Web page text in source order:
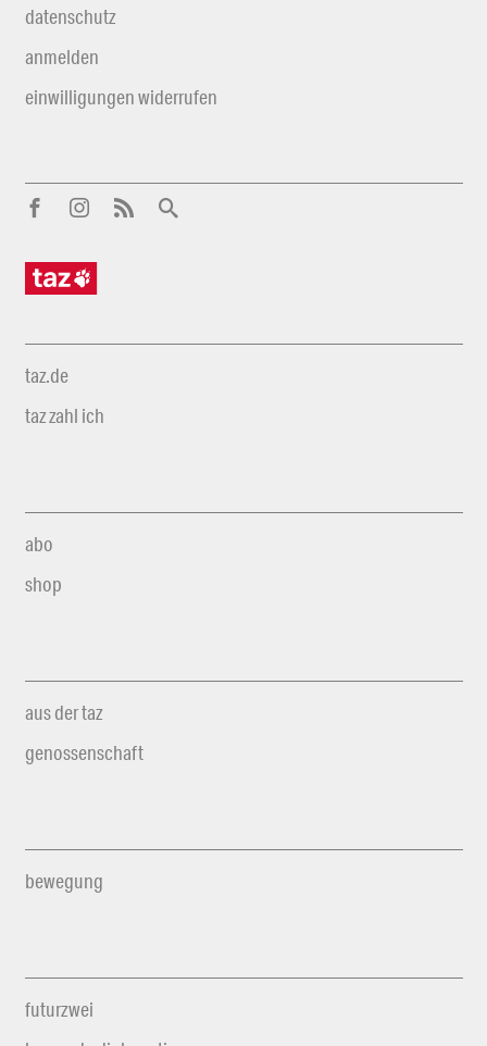
datenschutz
anmelden
einwilligungen widerrufen
taz.de
taz zahl ich
abo
shop
aus der taz
genossenschaft
bewegung
futurzwei